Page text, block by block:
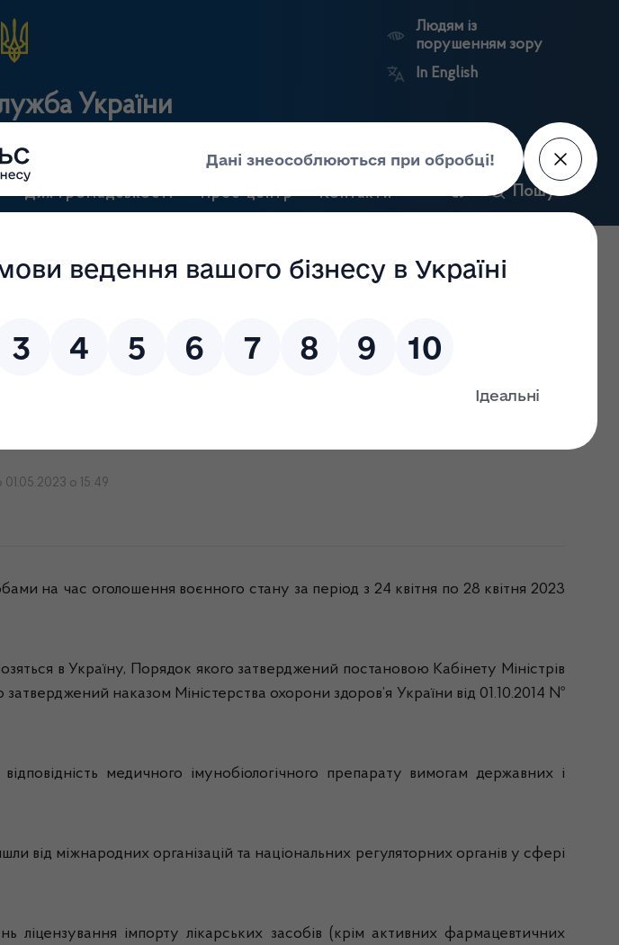
України
контролю за наркотиками
Людям із
порушенням зору
In English
Для громадськості Прес-центр Контакти Пошук
виробництва лікарських
Ринковий
Державні
Антикорупційний
портал
2023 року
01.05.2023 о 15:49
на час оголошення воєнного стану за період з 24 квітня по 28 квітня 2023
в Україну, Порядок якого затверджений постановою Кабінету Міністрів
наказом Міністерства охорони здоров’я України від 01.10.2014 №
медичного імунобіологічного препарату вимогам державних і
від міжнародних організацій та національних регуляторних органів у сфері
імпорту лікарських засобів (крім активних фармацевтичних